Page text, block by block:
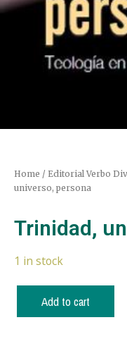
Home / Editorial Verbo
universo, persona
Trinidad,
1 in stock
Add to cart